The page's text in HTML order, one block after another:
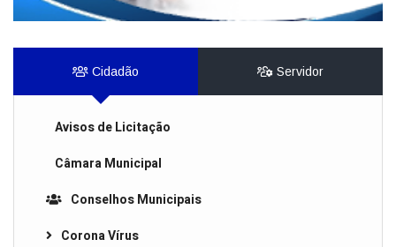
Cidadão Servidor
Avisos de Licitação
Câmara Municipal
Conselhos Municipais
Corona Vírus